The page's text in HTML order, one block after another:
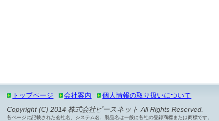
トップページ 会社案内
個人情報の取り扱いについて
Copyright (C) 2014 株式会社ピースネット All Rights Reserved.
各ページに記載された会社名、システム名、製品名は一般に各社の登録商標または商標です。